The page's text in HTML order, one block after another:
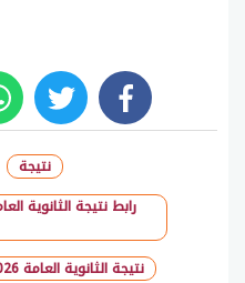
facebook
twitter
نتيجة
نتيجة الثانوية العامة 2026 بالاسم فقط بدون رقم جلوس